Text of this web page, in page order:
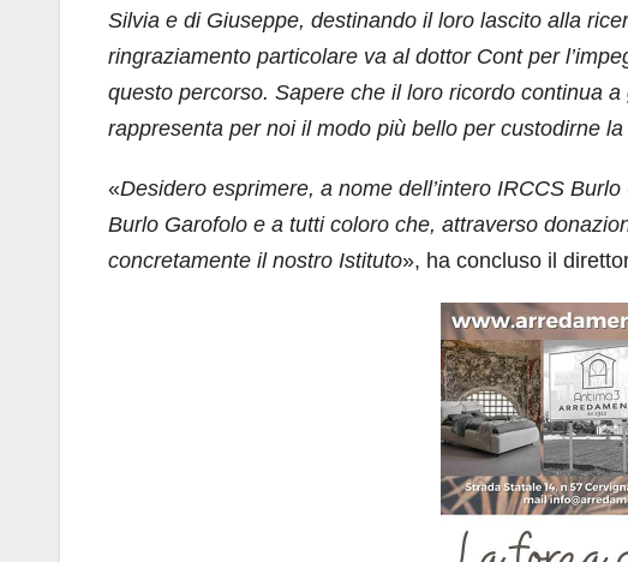
Silvia e di Giuseppe, destinando il loro lascito alla
ringraziamento particolare va al dottor Cont per
questo percorso. Sapere che il loro ricordo continua
rappresenta per noi il modo più bello per custodirne
«Desidero esprimere, a nome dell’intero IRCCS
Burlo Garofolo e a tutti coloro che, attraverso
concretamente il nostro Istituto», ha concluso il